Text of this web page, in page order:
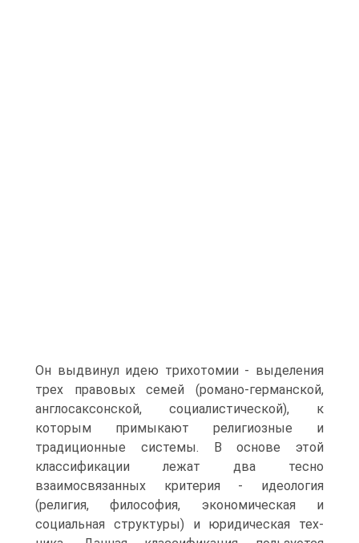
Он выдвинул идею трихотомии - выделения
трех правовых семей (романо-германской,
англосаксон­ской, социалистической), к
которым примыкают религиозные и
традиционные систе­мы. В основе этой
классификации лежат два тесно
взаимосвязанных критерия - идеоло­гия
(религия, философия, экономическая и
социальная структуры) и юридическая тех­